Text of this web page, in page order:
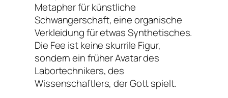
Metapher für künstliche
Schwangerschaft, eine organische
Verkleidung für etwas Synthetisches.
Die Fee ist keine skurrile Figur,
sondern ein früher Avatar des
Labortechnikers, des
Wissenschaftlers, der Gott spielt.